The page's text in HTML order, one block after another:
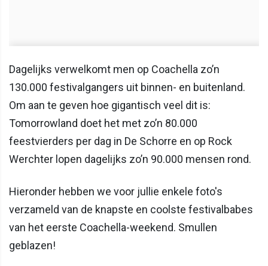
Dagelijks verwelkomt men op Coachella zo’n
130.000 festivalgangers uit binnen- en buitenland.
Om aan te geven hoe gigantisch veel dit is:
Tomorrowland doet het met zo’n 80.000
feestvierders per dag in De Schorre en op Rock
Werchter lopen dagelijks zo’n 90.000 mensen rond.
Hieronder hebben we voor jullie enkele foto's
verzameld van de knapste en coolste festivalbabes
van het eerste Coachella-weekend. Smullen
geblazen!